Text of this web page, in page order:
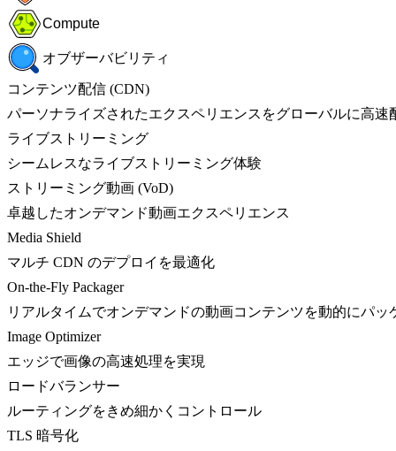
Compute
オブザーバビリティ
コンテンツ配信 (CDN)
パーソナライズされたエクスペリエンスをグローバルに高速
ライブストリーミング
シームレスなライブストリーミング体験
ストリーミング動画 (VoD)
卓越したオンデマンド動画エクスペリエンス
Media Shield
マルチ CDN のデプロイを最適化
On-the-Fly Packager
リアルタイムでオンデマンドの動画コンテンツを動的にパッ
Image Optimizer
エッジで画像の高速処理を実現
ロードバランサー
ルーティングをきめ細かくコントロール
TLS 暗号化